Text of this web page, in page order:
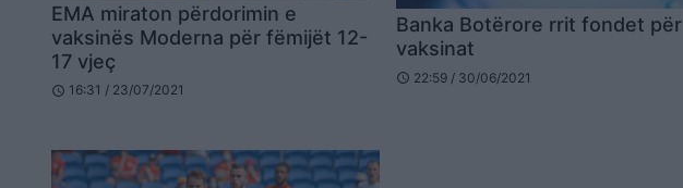
EMA miraton përdorimin e
vaksinës Moderna për fëmijët 12-
17 vjeç
schedule 16:31 / 23/07/2021
Banka Botërore rrit fondet për
vaksinat
schedule 22:59 / 30/06/2021